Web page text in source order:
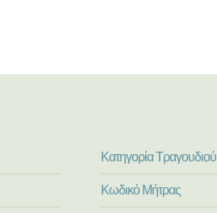
Κατηγορία Τραγουδιού
Κωδικό Μήτρας